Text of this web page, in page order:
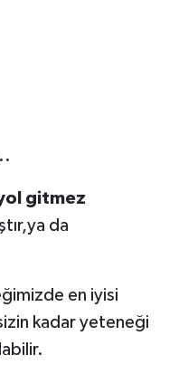
gitmez
da
en iyisi
kadar yeteneği